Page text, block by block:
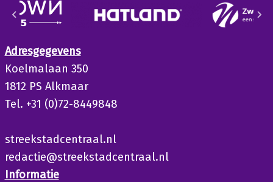
Adresgegevens
Koelmalaan 350
1812 PS Alkmaar
Tel. +31 (0)72-8449848
streekstadcentraal.nl
redactie@streekstadcentraal.nl
Informatie